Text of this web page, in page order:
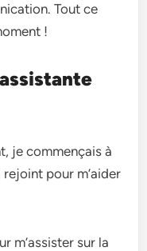
Tout ce
!
je commençais à
rejoint pour m’aider
m’assister sur la